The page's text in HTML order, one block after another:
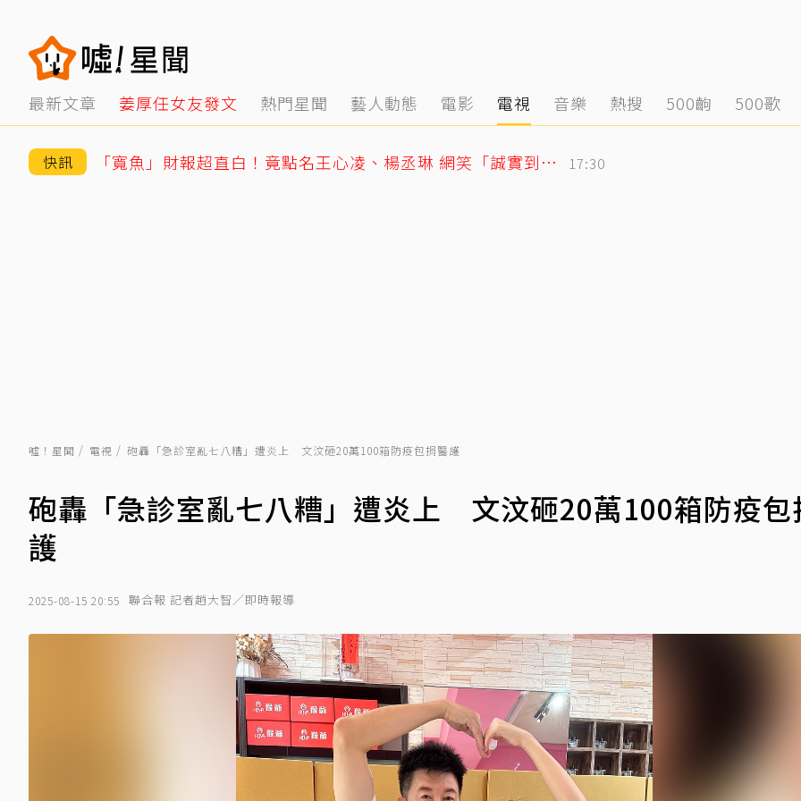
最新文章 姜厚任女友發文 熱門星聞 藝人動態 電影 電視 音樂 熱搜 500齣 500歌
快訊 「寬魚」財報超直白！竟點名王心凌、楊丞琳 網笑「誠實到不行」 17:30
噓！星聞 電視 砲轟「急診室亂七八糟」遭炎上 文汶砸20萬100箱防疫包捐醫護
砲轟「急診室亂七八糟」遭炎上 文汶砸20萬100箱防疫包
護
2025-08-15 20:55 聯合報 記者趙大智／即時報導